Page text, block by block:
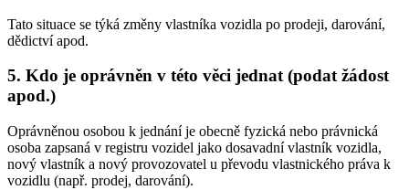
Tato situace se týká změny vlastníka vozidla po prodeji, darování,
dědictví apod.
5. Kdo je oprávněn v této věci jednat (podat žádost
apod.)
Oprávněnou osobou k jednání je obecně fyzická nebo právnická
osoba zapsaná v registru vozidel jako dosavadní vlastník vozidla,
nový vlastník a nový provozovatel u převodu vlastnického práva k
vozidlu (např. prodej, darování).